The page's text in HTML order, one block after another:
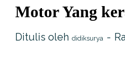
Motor Yang
Ditulis oleh didiksurya